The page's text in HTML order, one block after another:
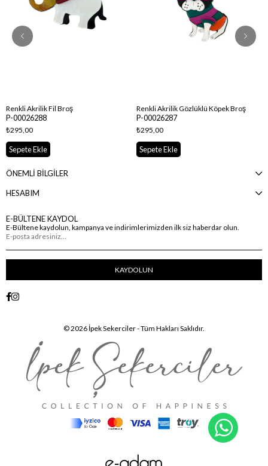
Renkli Akrilik Fil Broş
P-00026288
₺295,00
Sepete Ekle
Renkli Akrilik Gözlüklü Köpek Broş
P-00026287
₺295,00
Sepete Ekle
ÖNEMLİ BİLGİLER
HESABIM
E-BÜLTENE KAYDOL
E-Bültene kaydolun, kampanya ve indirimlerimizden ilk siz haberdar olun.
KAYDOLUN
© 2026 İpek Sekerciler - Tüm Hakları Saklıdır.